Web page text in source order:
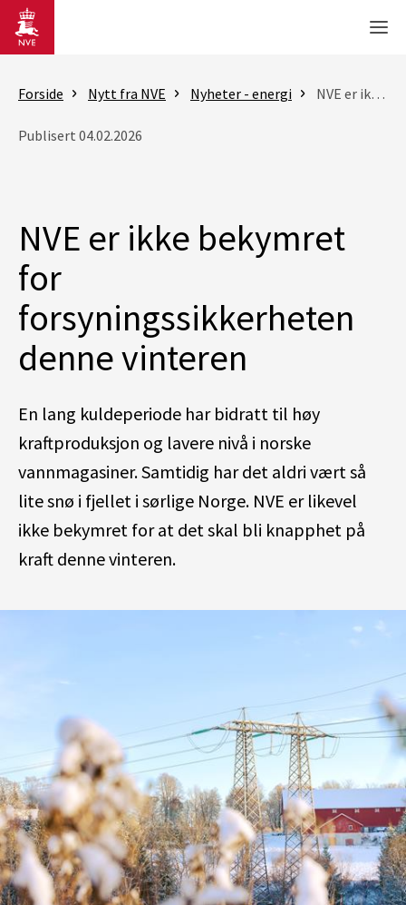
Gå til hovedinnhold
Forside Nytt fra NVE Nyheter - energi NVE er ikke bekymret for forsyningssikkerheten denne vinteren
Publisert 04.02.2026
NVE er ikke bekymret
for
forsyningssikkerheten
denne vinteren
En lang kuldeperiode har bidratt til høy
kraftproduksjon og lavere nivå i norske
vannmagasiner. Samtidig har det aldri vært så
lite snø i fjellet i sørlige Norge. NVE er likevel
ikke bekymret for at det skal bli knapphet på
kraft denne vinteren.